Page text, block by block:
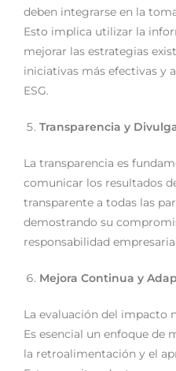
deben integrarse en la
Esto implica utilizar la
mejorar las estrategias
iniciativas más efectivas y
ESG.
Transparencia y
La transparencia es
comunicar los resultados
transparente a todas las
demostrando su
responsabilidad
Mejora Continua y
La evaluación del impacto
Es esencial un enfoque de
la retroalimentación y el